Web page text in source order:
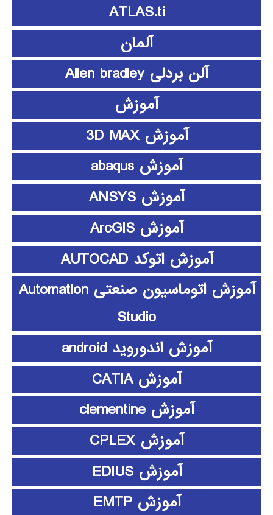
ATLAS.ti
آلمان
آلن بردلی Allen bradley
آموزش
آموزش 3D MAX
آموزش abaqus
آموزش ANSYS
آموزش ArcGIS
آموزش اتوکد AUTOCAD
آموزش اتوماسیون صنعتی Automation
Studio
آموزش اندوروید android
آموزش CATIA
آموزش clementine
آموزش CPLEX
آموزش EDIUS
آموزش EMTP